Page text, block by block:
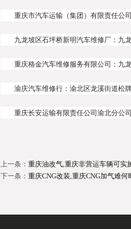
重庆市汽车运输（集团）有限责任公
九龙坡区石坪桥新明汽车维修厂：九
重庆格金汽车维修服务有限公司：九
渝庆汽车维修行：渝北区龙溪街道松
重庆长安运输有限责任公司渝北分公
上一条： 重庆油改气,重庆非营运车辆可实
下一条： 重庆CNG改装,重庆CNG加气难何